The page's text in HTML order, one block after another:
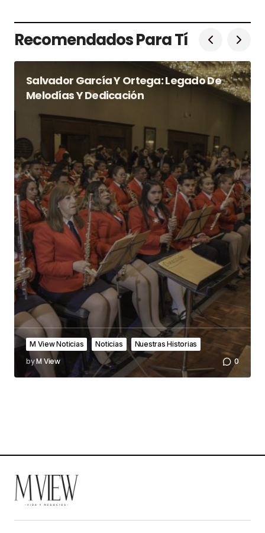
Recomendados Para Tí
Salvador García Y Ortega: Legado De
Melodías Y Dedicación
M View Noticias Noticias Nuestras Historias
byM View 0